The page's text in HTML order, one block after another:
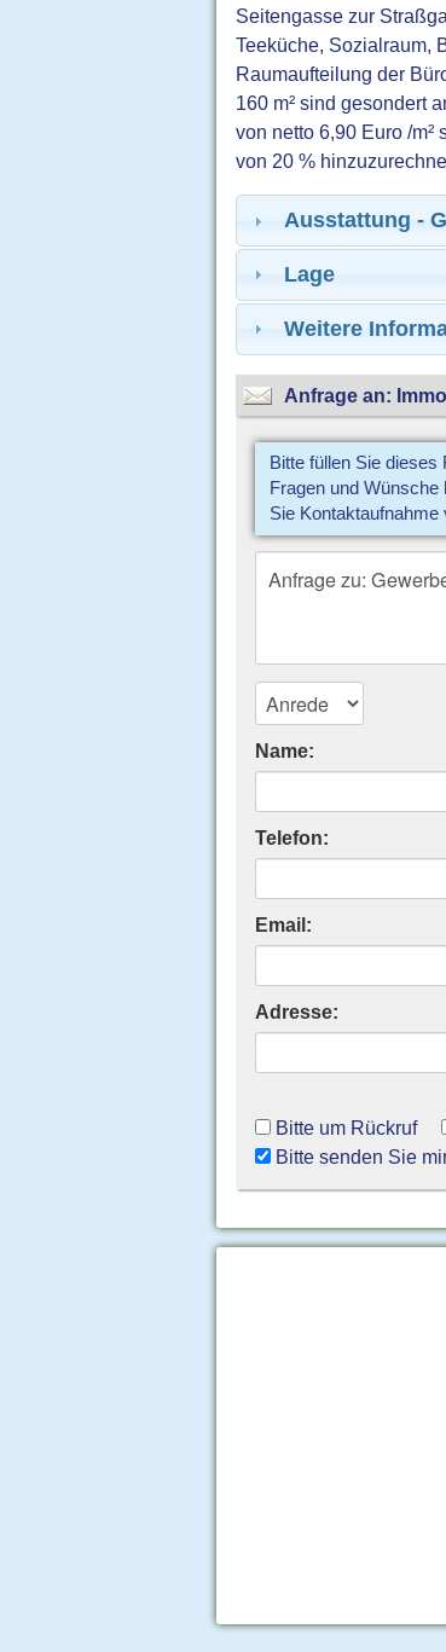
Seitengasse zur
Teeküche, Sozialraum,
Raumaufteilung der
160 m² sind gesondert
von netto 6,90 Euro /
von 20 %
Ausstattung -
Lage
Weitere
Anfrage an:
Bitte füllen Sie
Fragen und
Sie
Name:
Telefon:
Email:
Adresse:
Bitte um Rückruf
Bitte senden Sie